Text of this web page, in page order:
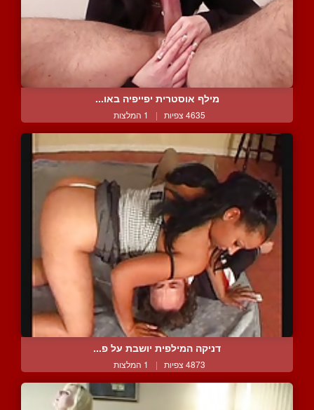
מילף אוסטרית יפייפיה באו...
4635 צפיות | 1 המלצות
דניקה המילפית יושבת על פ...
4873 צפיות | 1 המלצות